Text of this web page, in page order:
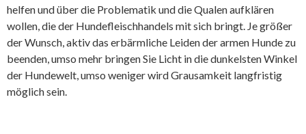
helfen und über die Problematik und die Qualen aufklären
wollen, die der Hundefleischhandels mit sich bringt. Je größer
der Wunsch, aktiv das erbärmliche Leiden der armen Hunde zu
beenden, umso mehr bringen Sie Licht in die dunkelsten Winkel
der Hundewelt, umso weniger wird Grausamkeit langfristig
möglich sein.